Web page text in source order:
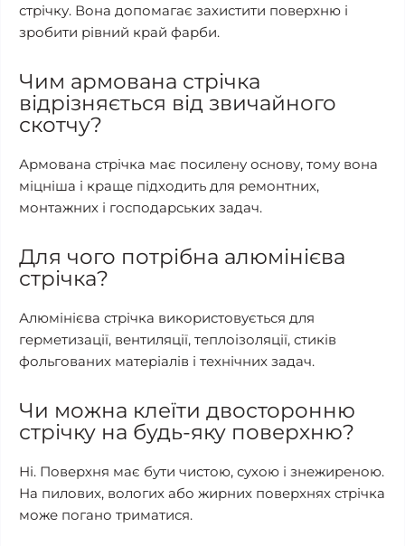
стрічку. Вона допомагає захистити поверхню і
зробити рівний край фарби.
Чим армована стрічка
відрізняється від звичайного
скотчу?
Армована стрічка має посилену основу, тому вона
міцніша і краще підходить для ремонтних,
монтажних і господарських задач.
Для чого потрібна алюмінієва
стрічка?
Алюмінієва стрічка використовується для
герметизації, вентиляції, теплоізоляції, стиків
фольгованих матеріалів і технічних задач.
Чи можна клеїти двосторонню
стрічку на будь-яку поверхню?
Ні. Поверхня має бути чистою, сухою і знежиреною.
На пилових, вологих або жирних поверхнях стрічка
може погано триматися.